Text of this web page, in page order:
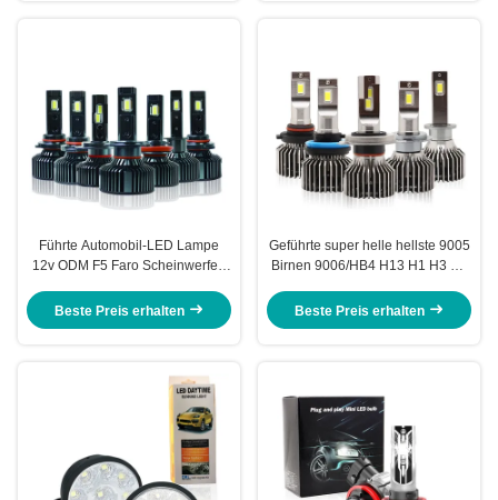
Führte Automobil-LED Lampe
12v ODM F5 Faro Scheinwerfer-
Beste Preis erhalten
Geführte super helle hellste 9005
Birnen 9006/HB4 H13 H1 H3 H7
Beste Preis erhalten